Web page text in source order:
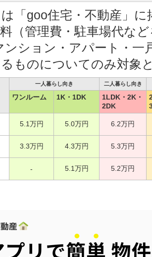
「goo住宅・不動産」
（管理費・駐車場代な
ンション・アパート・一
ものについてのみ対象
一人暮らし向き 二人暮らし向き
ワンルーム 1K・1DK
1LDK・2K・
2DK
5.1万円 5.0万円 6.2万円
3.3万円 4.3万円 5.3万円
- 5.1万円 5.2万円